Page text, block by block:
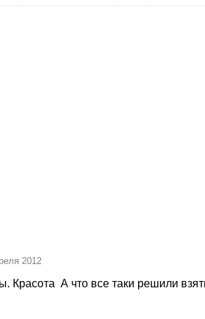
2012
Красота А что все таки решили